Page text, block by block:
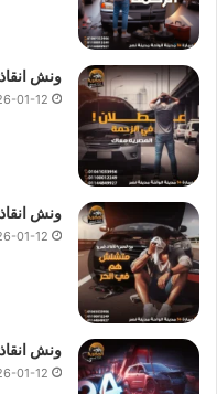
ونش
01-12
ونش
01-12
ونش
01-12